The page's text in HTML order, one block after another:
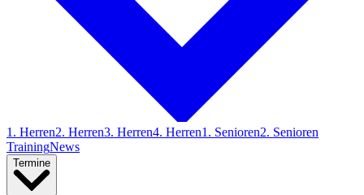
1. Herren2. Herren3. Herren4. Herren1. Senioren2. Senioren
TrainingNews
Termine